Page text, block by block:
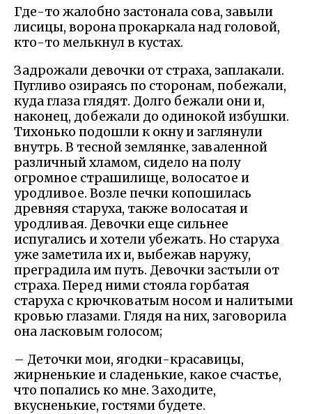
Где-то жалобно застонала сова, завыли
лисицы, ворона прокаркала над головой,
кто-то мелькнул в кустах.
Задрожали девочки от страха, заплакали.
Пугливо озираясь по сторонам, побежали,
куда глаза глядят. Долго бежали они и,
наконец, добежали до одинокой избушки.
Тихонько подошли к окну и заглянули
внутрь. В тесной землянке, заваленной
различный хламом, сидело на полу
огромное страшилище, волосатое и
уродливое. Возле печки копошилась
древняя старуха, также волосатая и
уродливая. Девочки еще сильнее
испугались и хотели убежать. Но старуха
уже заметила их и, выбежав наружу,
преградила им путь. Девочки застыли от
страха. Перед ними стояла горбатая
старуха с крючковатым носом и налитыми
кровью глазами. Глядя на них, заговорила
она ласковым голосом;
– Деточки мои, ягодки-красавицы,
жирненькие и сладенькие, какое счастье,
что попались ко мне. Заходите,
вкусненькие, гостями будете.